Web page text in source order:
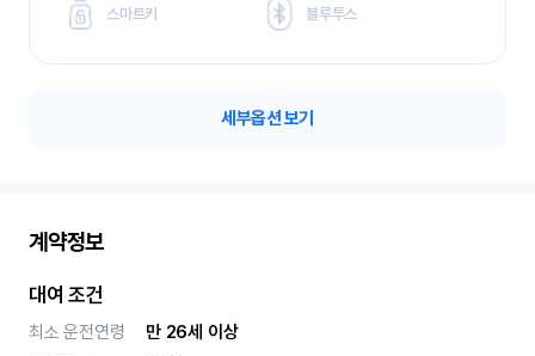
스마트키 블루투스
세부옵션 보기
계약정보
대여 조건
최소 운전연령
만 26세 이상